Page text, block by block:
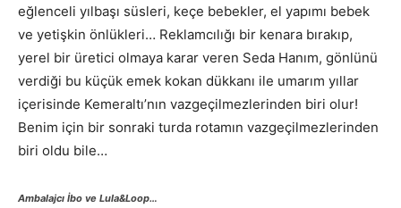
eğlenceli yılbaşı süsleri, keçe bebekler, el yapımı bebek
ve yetişkin önlükleri… Reklamcılığı bir kenara bırakıp,
yerel bir üretici olmaya karar veren Seda Hanım, gönlünü
verdiği bu küçük emek kokan dükkanı ile umarım yıllar
içerisinde Kemeraltı’nın vazgeçilmezlerinden biri olur!
Benim için bir sonraki turda rotamın vazgeçilmezlerinden
biri oldu bile…
Ambalajcı İbo ve Lula&Loop…